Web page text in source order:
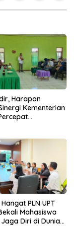
Harapan
Kementerian
PLN UPT
Mahasiswa
Jaga Diri di Dunia